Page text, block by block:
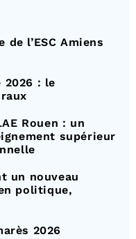
de l’ESC Amiens
2026 : le
Rouen : un
supérieur
un nouveau
politique,
2026